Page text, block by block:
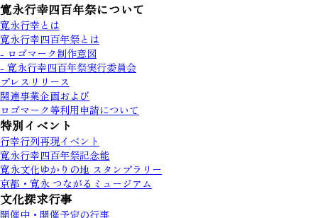
寛永行幸四百年祭について
寛永行幸とは
寛永行幸四百年祭とは
- ロゴマーク制作意図
- 寛永行幸四百年祭実行委員会
プレスリリース
関連事業企画および
ロゴマーク等利用申請について
特別イベント
行幸行列再現イベント
寛永行幸四百年祭記念能
寛永文化ゆかりの地 スタンプラリー
京都・寛永 つながるミュージアム
文化探求行事
開催中・開催予定の行事